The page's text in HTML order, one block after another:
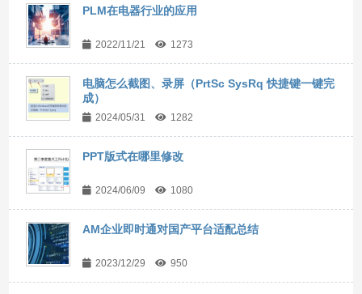
PLM在电器行业的应用
2022/11/21 1273
电脑怎么截图、录屏（PrtSc SysRq 快捷键一键完
成）
2024/05/31 1282
PPT版式在哪里修改
2024/06/09 1080
AM企业即时通对国产平台适配总结
2023/12/29 950